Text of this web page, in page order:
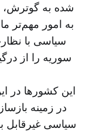
شده به گوترش،
به امور مهم‌تر
سیاسی با
سوریه را از
این کشورها در
در زمینه
سیاسی